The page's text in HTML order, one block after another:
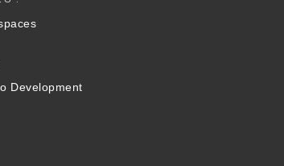
Development